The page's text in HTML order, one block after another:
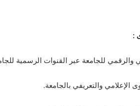
:
والرقمي للجامعة عبر القنوات الرسمية
والتعريفي بالجامعة.